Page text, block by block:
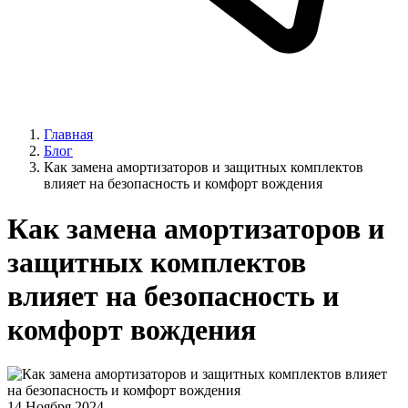
Главная
Блог
Как замена амортизаторов и защитных комплектов
влияет на безопасность и комфорт вождения
Как замена амортизаторов и
защитных комплектов
влияет на безопасность и
комфорт вождения